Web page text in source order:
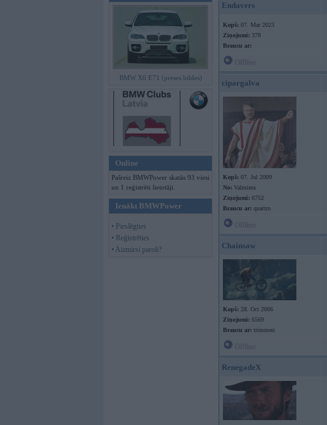
BMW X6 E71 (preses bildes)
Online
Pašreiz BMWPower skatās 93 viesi
un 1 reģistrēti lietotāji.
Ienākt BMWPower
• Pieslēgties
• Reģistrēties
• Aizmirsi paroli?
Endavers
Kopš: 07. Mar 2023
Ziņojumi: 378
Braucu ar:
cipargalva
Kopš: 07. Jul 2009
No: Valmiera
Ziņojumi: 6752
Braucu ar: quattro
Chainsaw
Kopš: 28. Oct 2006
Ziņojumi: 6569
Braucu ar: trimmeri
RenegadeX